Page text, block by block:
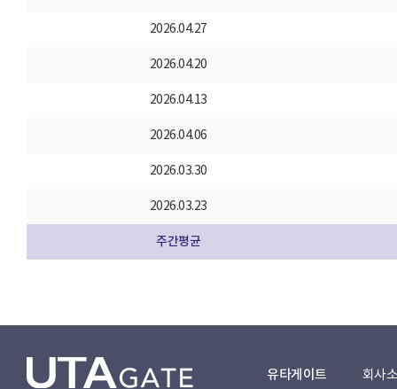
2026.04.27
2026.04.20
2026.04.13
2026.04.06
2026.03.30
2026.03.23
주간평균
유타게이트 회사